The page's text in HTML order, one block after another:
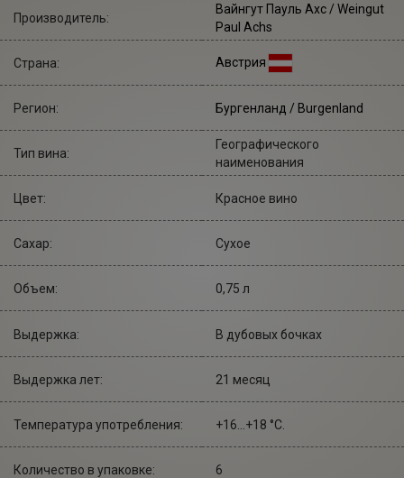
Производитель:
Вайнгут Пауль Ахс / Weingut
Paul Achs
Страна: Австрия
Регион: Бургенланд / Burgenland
Тип вина:
Географического
наименования
Цвет: Красное вино
Сахар: Сухое
Объем: 0,75 л
Выдержка: В дубовых бочках
Выдержка лет: 21 месяц
Температура употребления: +16...+18 °С.
Количество в упаковке: 6